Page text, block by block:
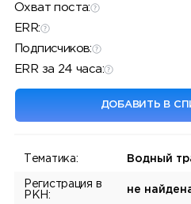
Охват поста:
ERR:
Подписчиков:
ERR за 24 часа:
ДОБАВИТЬ В
Тематика: Водный
Регистрация в
РКН:
не